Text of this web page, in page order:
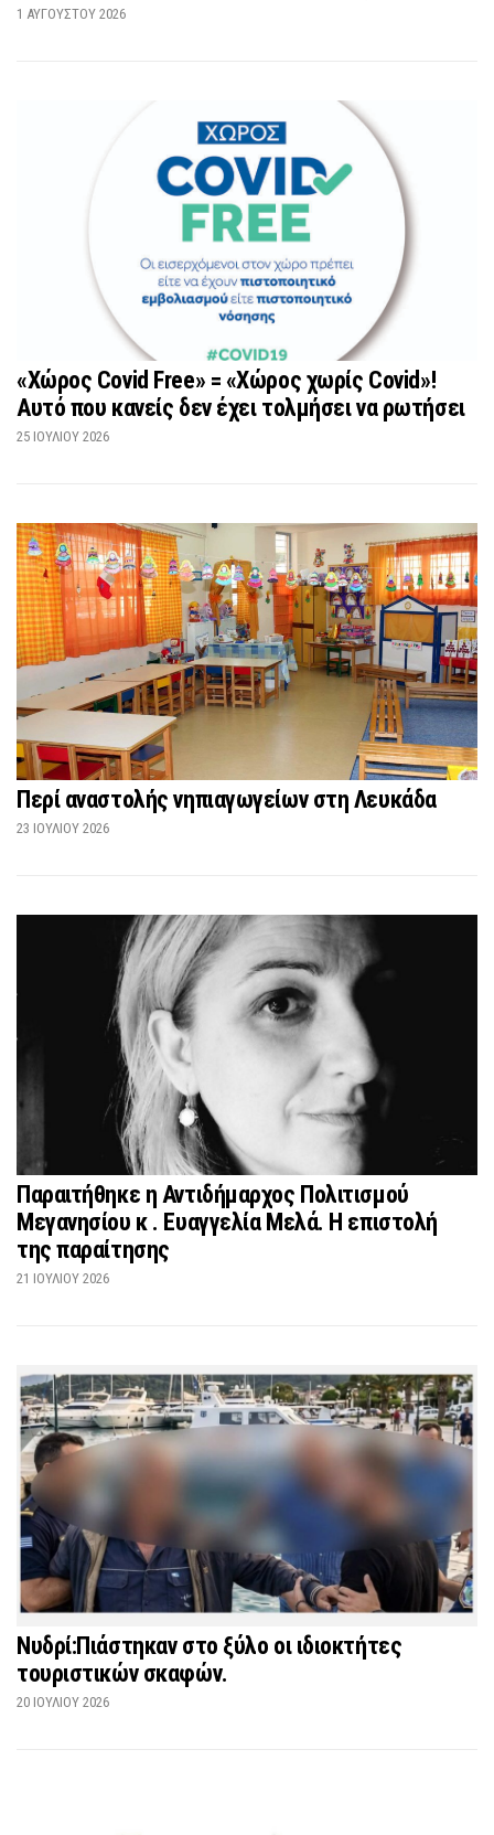
1 ΑΥΓΟΎΣΤΟΥ 2026
«Χώρος Covid Free» = «Χώρος χωρίς Covid»!
Αυτό που κανείς δεν έχει τολμήσει να ρωτήσει
25 ΙΟΥΛΊΟΥ 2026
Περί αναστολής νηπιαγωγείων στη Λευκάδα
23 ΙΟΥΛΊΟΥ 2026
Παραιτήθηκε η Αντιδήμαρχος Πολιτισμού
Μεγανησίου κ . Ευαγγελία Μελά. Η επιστολή
της παραίτησης
21 ΙΟΥΛΊΟΥ 2026
Νυδρί:Πιάστηκαν στο ξύλο οι ιδιοκτήτες
τουριστικών σκαφών.
20 ΙΟΥΛΊΟΥ 2026